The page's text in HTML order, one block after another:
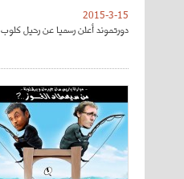
2015-3-15
دورتموند أعلن رسميا عن رحيل كلوب